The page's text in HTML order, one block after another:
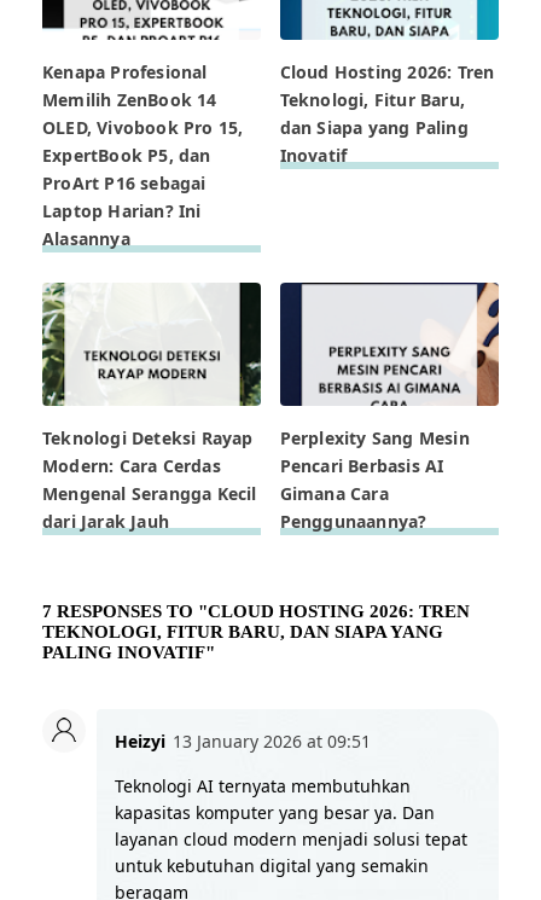
Kenapa Profesional
Memilih ZenBook 14
OLED, Vivobook Pro 15,
ExpertBook P5, dan
ProArt P16 sebagai
Laptop Harian? Ini
Alasannya
Cloud Hosting 2026: Tren
Teknologi, Fitur Baru,
dan Siapa yang Paling
Inovatif
Teknologi Deteksi Rayap
Modern: Cara Cerdas
Mengenal Serangga Kecil
dari Jarak Jauh
Perplexity Sang Mesin
Pencari Berbasis AI
Gimana Cara
Penggunaannya?
7 RESPONSES TO "CLOUD HOSTING 2026: TREN
TEKNOLOGI, FITUR BARU, DAN SIAPA YANG
PALING INOVATIF"
Heizyi 13 January 2026 at 09:51
Teknologi AI ternyata membutuhkan
kapasitas komputer yang besar ya. Dan
layanan cloud modern menjadi solusi tepat
untuk kebutuhan digital yang semakin
beragam